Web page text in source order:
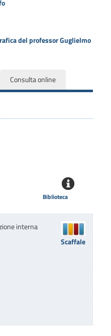
del professor Guglielmo
Consulta online
Biblioteca
interna
Scaffale